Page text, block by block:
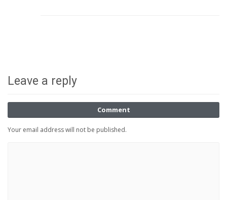
Leave a reply
Comment
Your email address will not be published.